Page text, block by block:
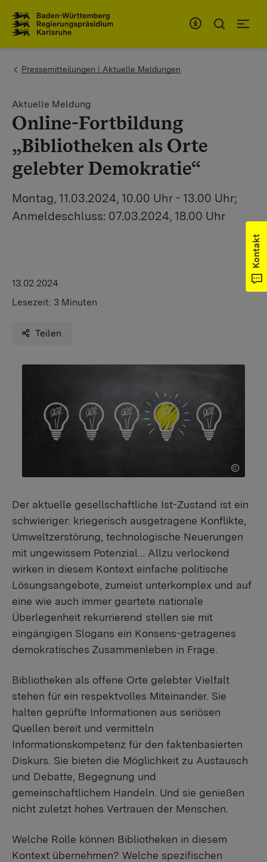
You are here:
Pressemitteilungen | Aktuelle Meldungen
Aktuelle Meldung
Online-Fortbildung
„Bibliotheken als Orte
gelebter Demokratie“
Montag, 11.03.2024, 10.00 Uhr - 13.00 Uhr;
Anmeldeschluss: 07.03.2024, 18.00 Uhr
13.02.2024
Lesezeit: 3 Minuten
Teilen
Der aktuelle gesellschaftliche Ist-Zustand ist ein
schwieriger: kriegerisch ausgetragene Konflikte,
Umweltzerstörung, technologische Neuerungen
mit ungewissem Potenzial… Allzu verlockend
wirken in diesem Kontext einfache politische
Lösungsangebote, zumeist unterkomplex und auf
eine wie auch immer geartete nationale
Überlegenheit rekurrierend stellen sie mit
eingängigen Slogans ein Konsens-getragenes
demokratisches Zusammenleben in Frage.
Bibliotheken als offene Orte gelebter Vielfalt
stehen für ein respektvolles Miteinander. Sie
halten geprüfte Informationen aus seriösen
Quellen bereit und vermitteln
Informationskompetenz für den faktenbasierten
Diskurs. Sie bieten die Möglichkeit zu Austausch
und Debatte, Begegnung und
gemeinschaftlichem Handeln. Und sie genießen
nicht zuletzt hohes Vertrauen der Menschen.
Welche Rolle können Bibliotheken in diesem
Kontext übernehmen? Welche spezifischen
Kontakt